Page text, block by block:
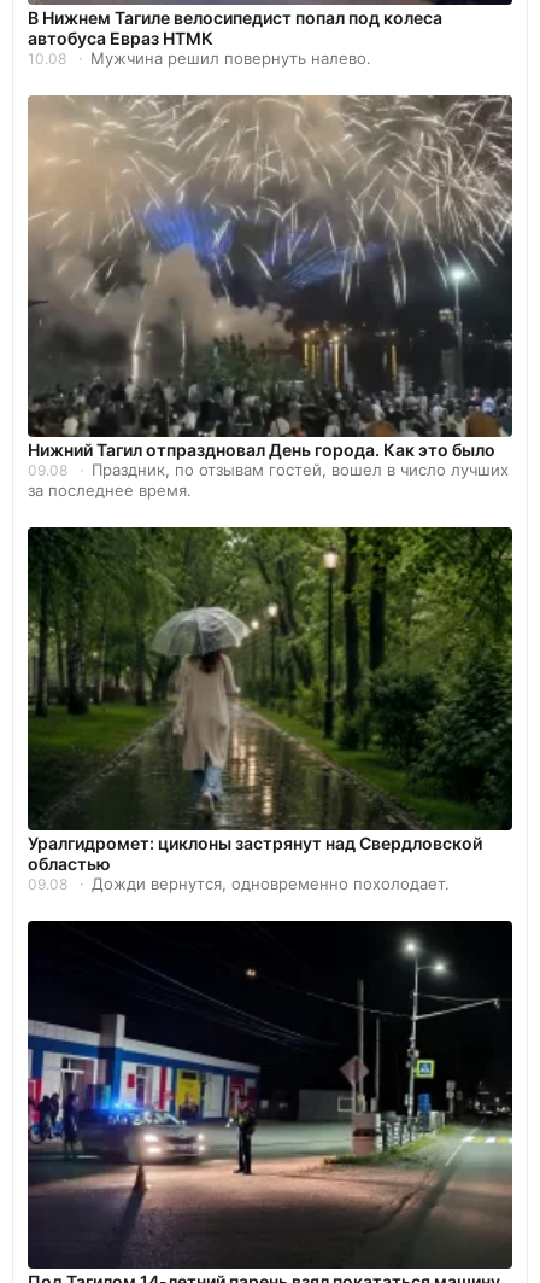
В Нижнем Тагиле велосипедист попал под колеса
автобуса Евраз НТМК
10.08 Мужчина решил повернуть налево.
Нижний Тагил отпраздновал День города. Как это было
09.08
Праздник, по отзывам гостей, вошел в число лучших
за последнее время.
Уралгидромет: циклоны застрянут над Свердловской
областью
09.08 Дожди вернутся, одновременно похолодает.